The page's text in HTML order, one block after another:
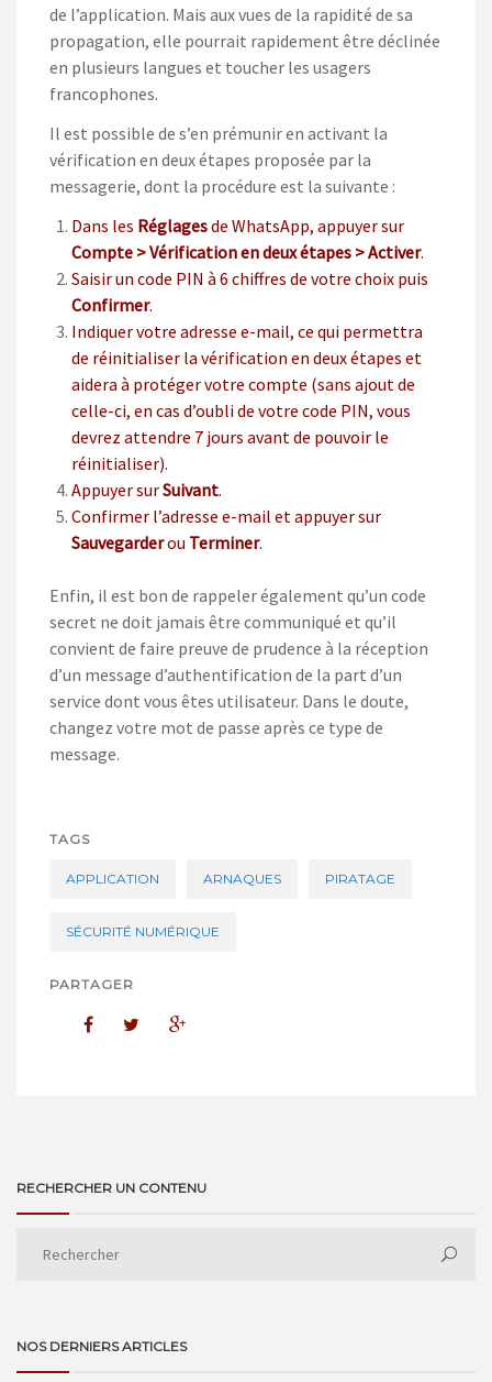
de l’application. Mais aux vues de la rapidité de sa
propagation, elle pourrait rapidement être déclinée
en plusieurs langues et toucher les usagers
francophones.
Il est possible de s’en prémunir en activant la
vérification en deux étapes proposée par la
messagerie, dont la procédure est la suivante :
Dans les Réglagesde WhatsApp, appuyer sur
Compte > Vérification en deux étapes > Activer.
Saisir un code PIN à 6 chiffres de votre choix puis
Confirmer.
Indiquer votre adresse e-mail, ce qui permettra
de réinitialiser la vérification en deux étapes et
aidera à protéger votre compte (sans ajout de
celle-ci, en cas d’oubli de votre code PIN, vous
devrez attendre 7 jours avant de pouvoir le
réinitialiser).
Appuyer surSuivant.
Confirmer l’adresse e-mail et appuyer sur
Sauvegarderou Terminer.
Enfin, il est bon de rappeler également qu’un code
secret ne doit jamais être communiqué et qu’il
convient de faire preuve de prudence à la réception
d’un message d’authentification de la part d’un
service dont vous êtes utilisateur. Dans le doute,
changez votre mot de passe après ce type de
message.
TAGS
APPLICATION ARNAQUES PIRATAGE
SÉCURITÉ NUMÉRIQUE
PARTAGER
RECHERCHER UN CONTENU
NOS DERNIERS ARTICLES